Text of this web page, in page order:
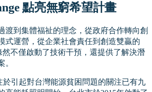
點亮無窮希望計畫
渡到集體福祉的理念，從政府合作轉向創
式運營，從企業社會責任到創造雙贏的
然不僅啟動了技術干預，還提供了解決潛
。
引起對台灣能源貧困問題的關注已有九